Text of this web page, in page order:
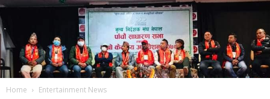
Home Entertainment News